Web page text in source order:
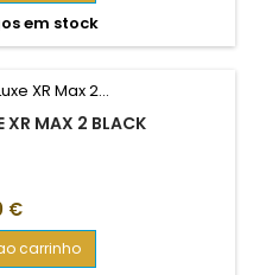
em stock
XR MAX 2 BLACK
€
carrinho